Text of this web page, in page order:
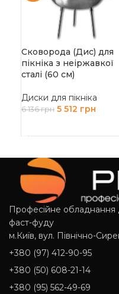
Сковорода (Дис) для
пікніка з неіржавкої
сталі (60 см)
Диски для пікніка
6 136грн 5 512 грн
Професійне обладнання
фаст-фуду
м.Київ, вул. Північно-
+380 (97) 412-90-95
+380 (50) 608-21-14
+380 (95) 562-49-69